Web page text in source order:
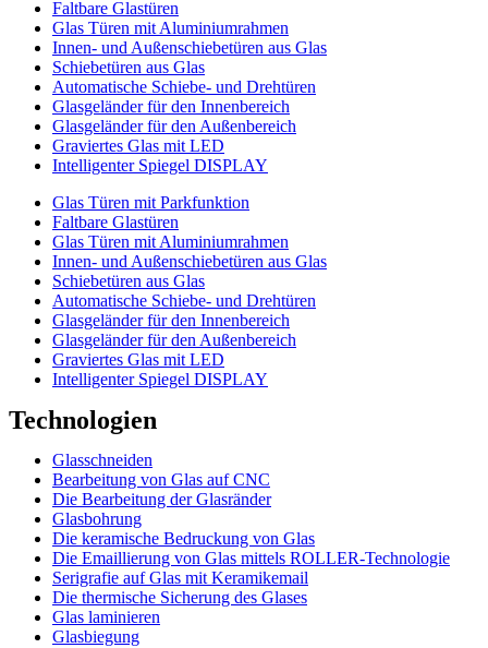
Faltbare Glastüren
Glas Türen mit Aluminiumrahmen
Innen- und Außenschiebetüren aus Glas
Schiebetüren aus Glas
Automatische Schiebe- und Drehtüren
Glasgeländer für den Innenbereich
Glasgeländer für den Außenbereich
Graviertes Glas mit LED
Intelligenter Spiegel DISPLAY
Glas Türen mit Parkfunktion
Faltbare Glastüren
Glas Türen mit Aluminiumrahmen
Innen- und Außenschiebetüren aus Glas
Schiebetüren aus Glas
Automatische Schiebe- und Drehtüren
Glasgeländer für den Innenbereich
Glasgeländer für den Außenbereich
Graviertes Glas mit LED
Intelligenter Spiegel DISPLAY
Technologien
Glasschneiden
Bearbeitung von Glas auf CNC
Die Bearbeitung der Glasränder
Glasbohrung
Die keramische Bedruckung von Glas
Die Emaillierung von Glas mittels ROLLER-Technologie
Serigrafie auf Glas mit Keramikemail
Die thermische Sicherung des Glases
Glas laminieren
Glasbiegung